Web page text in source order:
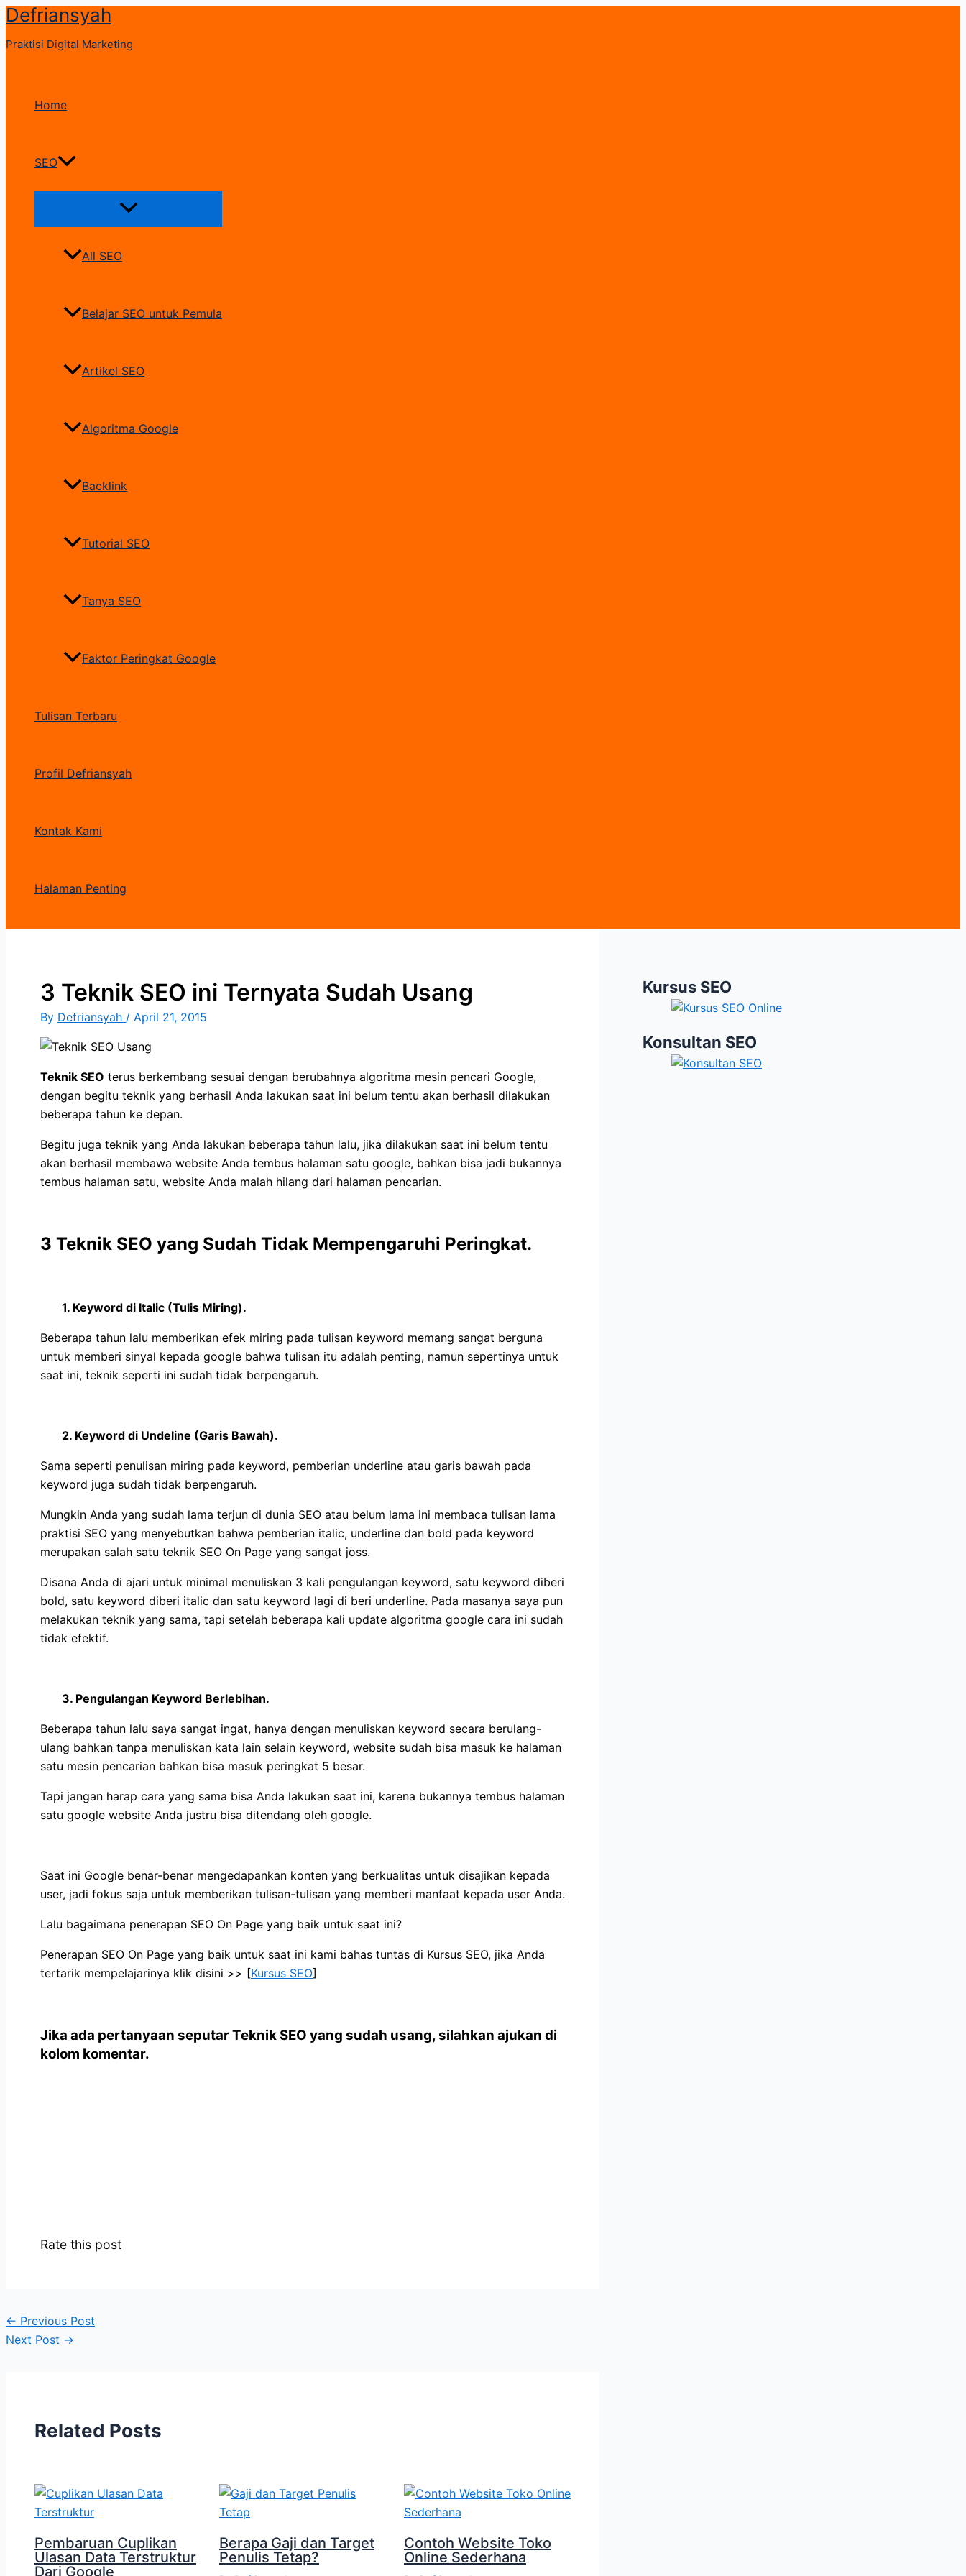
Skip
content
Defriansyah
Praktisi Digital Marketing
Home
SEO
Menu
All SEO
Belajar SEO untuk Pemula
Artikel SEO
Algoritma Google
Backlink
Tutorial SEO
Tanya SEO
Faktor Peringkat Google
Tulisan Terbaru
Profil Defriansyah
Kontak Kami
Halaman Penting
3 Teknik SEO ini Ternyata Sudah Usang
By Defriansyah / April 21, 2015
Teknik SEO terus berkembang sesuai dengan berubahnya algoritma mesin pencari Google,
dengan begitu teknik yang berhasil Anda lakukan saat ini belum tentu akan berhasil dilakukan
beberapa tahun ke depan.
Begitu juga teknik yang Anda lakukan beberapa tahun lalu, jika dilakukan saat ini belum tentu
akan berhasil membawa website Anda tembus halaman satu google, bahkan bisa jadi bukannya
tembus halaman satu, website Anda malah hilang dari halaman pencarian.
3 Teknik SEO yang Sudah Tidak Mempengaruhi Peringkat.
1. Keyword di Italic (Tulis Miring).
Beberapa tahun lalu memberikan efek miring pada tulisan keyword memang sangat berguna
untuk memberi sinyal kepada google bahwa tulisan itu adalah penting, namun sepertinya untuk
saat ini, teknik seperti ini sudah tidak berpengaruh.
2. Keyword di Undeline (Garis Bawah).
Sama seperti penulisan miring pada keyword, pemberian underline atau garis bawah pada
keyword juga sudah tidak berpengaruh.
Mungkin Anda yang sudah lama terjun di dunia SEO atau belum lama ini membaca tulisan lama
praktisi SEO yang menyebutkan bahwa pemberian italic, underline dan bold pada keyword
merupakan salah satu teknik SEO On Page yang sangat joss.
Disana Anda di ajari untuk minimal menuliskan 3 kali pengulangan keyword, satu keyword diberi
bold, satu keyword diberi italic dan satu keyword lagi di beri underline. Pada masanya saya pun
melakukan teknik yang sama, tapi setelah beberapa kali update algoritma google cara ini sudah
tidak efektif.
3. Pengulangan Keyword Berlebihan.
Beberapa tahun lalu saya sangat ingat, hanya dengan menuliskan keyword secara berulang-
ulang bahkan tanpa menuliskan kata lain selain keyword, website sudah bisa masuk ke halaman
satu mesin pencarian bahkan bisa masuk peringkat 5 besar.
Tapi jangan harap cara yang sama bisa Anda lakukan saat ini, karena bukannya tembus halaman
satu google website Anda justru bisa ditendang oleh google.
Saat ini Google benar-benar mengedapankan konten yang berkualitas untuk disajikan kepada
user, jadi fokus saja untuk memberikan tulisan-tulisan yang memberi manfaat kepada user Anda.
Lalu bagaimana penerapan SEO On Page yang baik untuk saat ini?
Penerapan SEO On Page yang baik untuk saat ini kami bahas tuntas di Kursus SEO, jika Anda
tertarik mempelajarinya klik disini >> [Kursus SEO]
Jika ada pertanyaan seputar Teknik SEO yang sudah usang, silahkan ajukan di
kolom komentar.
Rate this post
← Previous Post
Next Post →
Related Posts
Pembaruan Cuplikan
Ulasan Data Terstruktur
Dari Google
Berapa Gaji dan Target
Penulis Tetap?
Contoh Website Toko
Online Sederhana
Kursus SEO
Konsultan SEO